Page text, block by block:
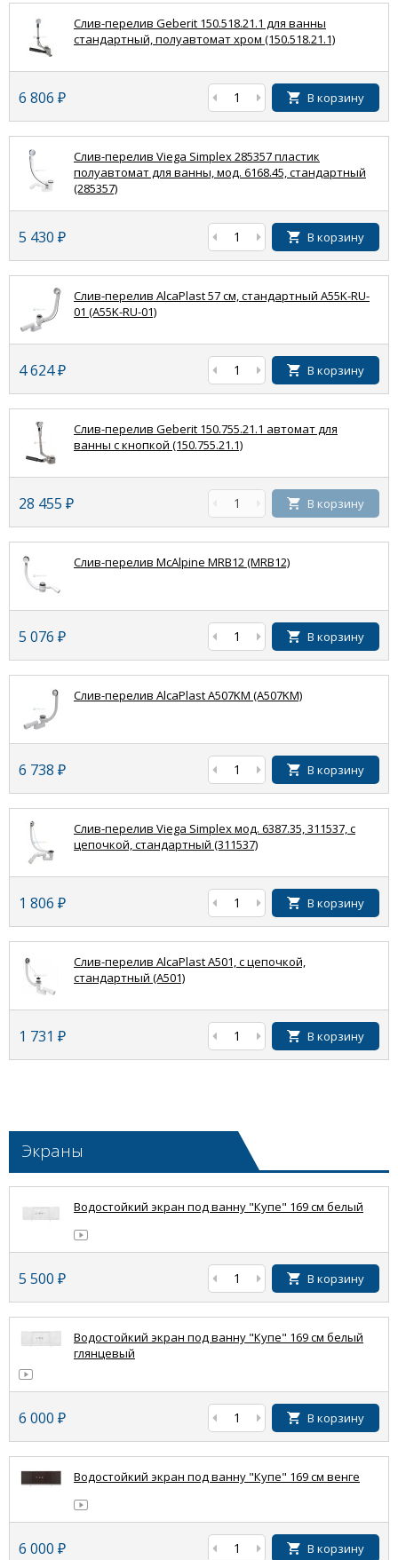
Слив-перелив Geberit 150.518.21.1 для ванны
стандартный, полуавтомат хром (150.518.21.1)
6 806 ₽ В корзину
Слив-перелив Viega Simplex 285357 пластик
полуавтомат для ванны, мод. 6168.45, стандартный
(285357)
5 430 ₽ В корзину
Слив-перелив AlcaPlast 57 см, стандартный A55K-RU-
01 (A55K-RU-01)
4 624₽ В корзину
Слив-перелив Geberit 150.755.21.1 автомат для
ванны с кнопкой (150.755.21.1)
28 455 ₽ В корзину
Слив-перелив McAlpine MRB12 (MRB12)
5 076 ₽ В корзину
Слив-перелив AlcaPlast A507KM (A507KM)
6 738 ₽ В корзину
Слив-перелив Viega Simplex мод. 6387.35, 311537, с
цепочкой, стандартный (311537)
1 806 ₽ В корзину
Слив-перелив AlcaPlast A501, с цепочкой,
стандартный (A501)
1 731 ₽ В корзину
Экраны
Водостойкий экран под ванну "Купе" 169 см белый
5 500 ₽ В корзину
Водостойкий экран под ванну "Купе" 169 см белый
глянцевый
6 000 ₽ В корзину
Водостойкий экран под ванну "Купе" 169 см венге
6 000 ₽ В корзину